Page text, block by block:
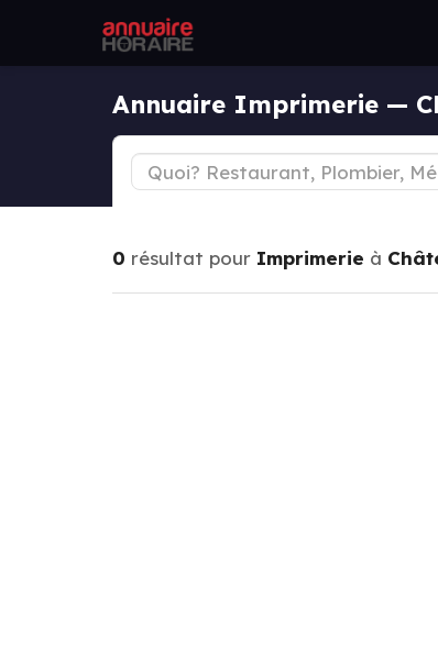
Annuaire Imprimerie —
0 résultat pour Imprimerie à